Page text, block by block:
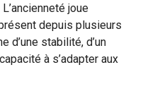
joue
depuis plusieurs
d’une stabilité, d’un
à s’adapter aux